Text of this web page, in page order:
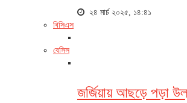
২৪ মার্চ ২০২৫, ১৪:৪১
বিসিএস
বেসিস
জর্জিয়ায় আছড়ে পড়া